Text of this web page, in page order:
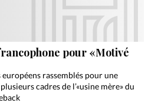
pour «Motivé
européens rassemblés pour une
cadres de l’«usine mère» du